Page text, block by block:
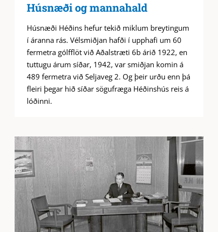
Húsnæði og mannahald
Húsnæði Héðins hefur tekið miklum breytingum
í áranna rás. Vélsmiðjan hafði í upphafi um 60
fermetra gólfflöt við Aðalstræti 6b árið 1922, en
tuttugu árum síðar, 1942, var smiðjan komin á
489 fermetra við Seljaveg 2. Og þeir urðu enn þá
fleiri þegar hið síðar sögufræga Héðinshús reis á
lóðinni.